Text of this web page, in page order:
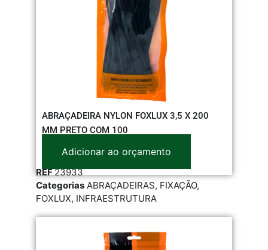
ABRAÇADEIRA NYLON FOXLUX 3,5 X 200
MM PRETO COM 100
Adicionar ao orçamento
REF23933
Categorias ABRAÇADEIRAS, FIXAÇÃO,
FOXLUX, INFRAESTRUTURA